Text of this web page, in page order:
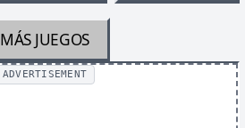
MÁS JUEGOS
ADVERTISEMENT